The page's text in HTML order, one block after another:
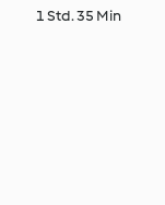
1 Std. 35 Min